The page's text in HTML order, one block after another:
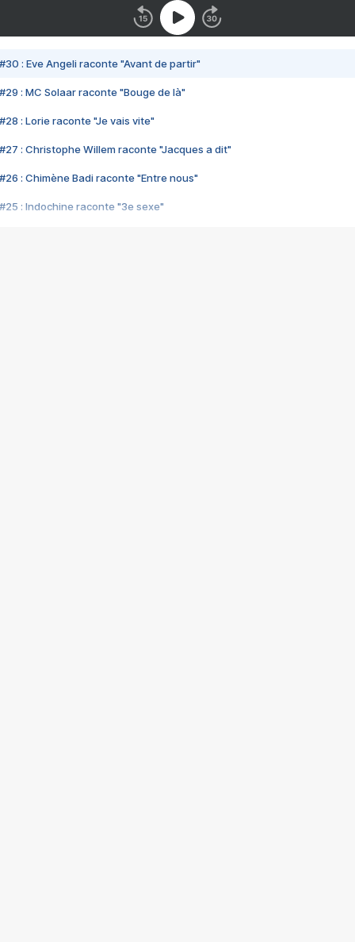
#30 : Eve Angeli raconte "Avant de partir"
#29 : MC Solaar raconte "Bouge de là"
#28 : Lorie raconte "Je vais vite"
#27 : Christophe Willem raconte "Jacques a dit"
#26 : Chimène Badi raconte "Entre nous"
#25 : Indochine raconte "3e sexe"